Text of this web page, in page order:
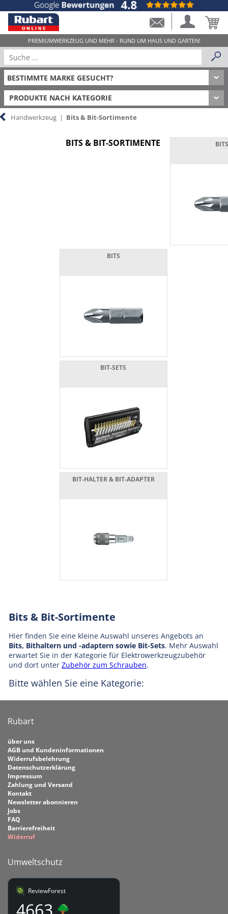
PRODUKTE NACH KATEGORIE
Handwerkzeug | Bits & Bit-Sortimente
BITS & BIT-SORTIMENTE
BITS
BIT-SETS
BIT-HALTER & BIT-ADAPTER
Bits & Bit-Sortimente
Hier finden Sie eine kleine Auswahl unseres Angebots an
Bits, Bithaltern und -adaptern sowie Bit-Sets. Mehr Auswahl
erwartet Sie in der Kategorie für Elektrowerkzeugzubehör
und dort unterZubehör zum Schrauben.
Bitte wählen Sie eine Kategorie:
Rubart
über uns
AGB und Kundeninformationen
Widerrufsbelehrung
Datenschutzerklärung
Impressum
Zahlung und Versand
Kontakt
Newsletter abonnieren
Jobs
FAQ
Barrierefreiheit
Widerruf
Umweltschutz
ReviewForest